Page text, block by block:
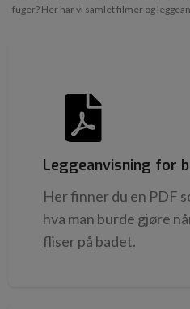
fuger? Her har vi samlet filmer og
Leggeanvisning for
Her finner du en PDF
hva man burde gjøre
fliser på badet.